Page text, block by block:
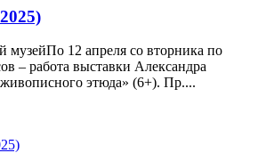
музейПо 12 апреля со вторника по
– работа выставки Александра
этюда» (6+). Пр....